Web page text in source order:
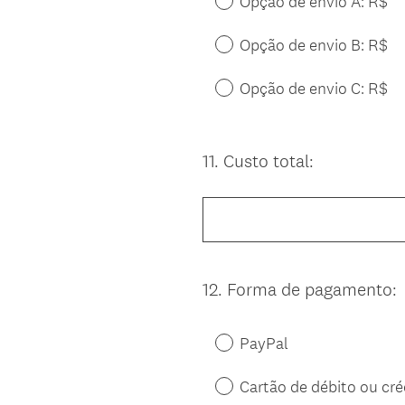
Opção de envio B: R$
Opção de envio C: R$
Question
11. Custo total:
Question
12. Forma de pagamento:
PayPal
Cartão de débito ou